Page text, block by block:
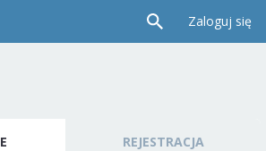
Zaloguj się
REJESTRACJA